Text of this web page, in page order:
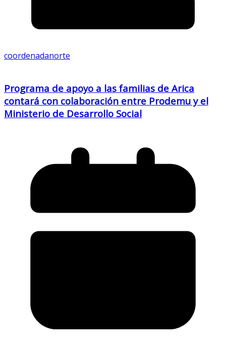
coordenadanorte
Programa de apoyo a las familias de Arica
contará con colaboración entre Prodemu y el
Ministerio de Desarrollo Social